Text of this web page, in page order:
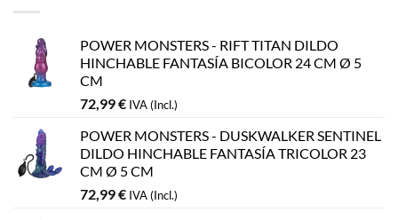
POWER MONSTERS - RIFT TITAN DILDO
HINCHABLE FANTASÍA BICOLOR 24 CM Ø 5
CM
72,99€ IVA (Incl.)
POWER MONSTERS - DUSKWALKER SENTINEL
DILDO HINCHABLE FANTASÍA TRICOLOR 23
CM Ø 5 CM
72,99€ IVA (Incl.)